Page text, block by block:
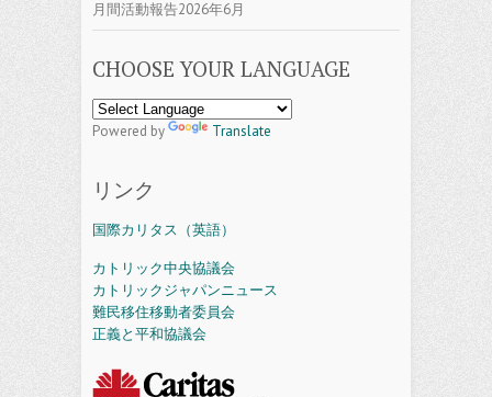
月間活動報告2026年6月
CHOOSE YOUR LANGUAGE
Powered by Translate
リンク
国際カリタス（英語）
カトリック中央協議会
カトリックジャパンニュース
難民移住移動者委員会
正義と平和協議会